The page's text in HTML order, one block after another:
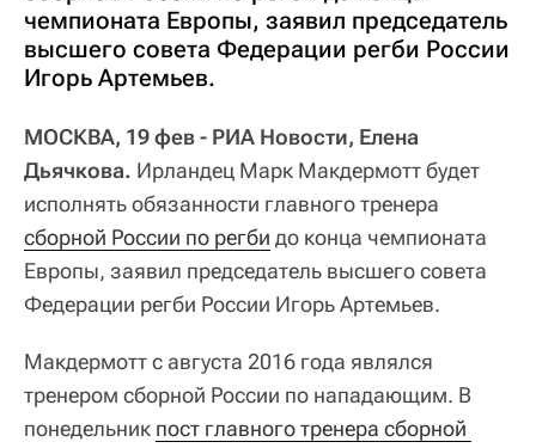
чемпионата Европы, заявил председатель
высшего совета Федерации регби России
Игорь Артемьев.
МОСКВА, 19 фев - РИА Новости, Елена
Дьячкова. Ирландец Марк Макдермотт будет
исполнять обязанности главного тренера
сборной России по регби до конца чемпионата
Европы, заявил председатель высшего совета
Федерации регби России Игорь Артемьев.
Макдермотт с августа 2016 года являлся
тренером сборной России по нападающим. В
понедельник пост главного тренера сборной